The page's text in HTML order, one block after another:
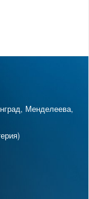
Менделеева,